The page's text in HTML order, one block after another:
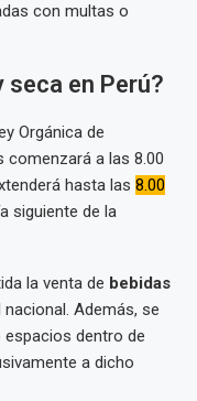
con multas o
seca en Perú?
Orgánica de
comenzará a las 8.00
hasta las 8.00
siguiente de la
la venta de bebidas
Además, se
dentro de
a dicho